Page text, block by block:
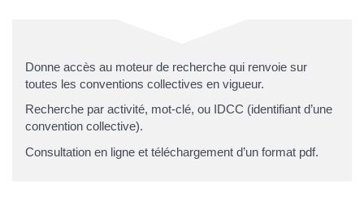
Donne accès au moteur de recherche qui renvoie sur
toutes les conventions collectives en vigueur.
Recherche par activité, mot-clé, ou IDCC (identifiant d’une
convention collective).
Consultation en ligne et téléchargement d’un format pdf.